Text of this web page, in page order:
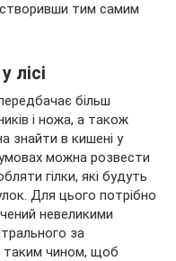
створивши тим самим
лісі
більш
і ножа, а також
знайти в кишені у
можна розвести
гілки, які будуть
Для цього потрібно
невеликими
за
таким чином, щоб